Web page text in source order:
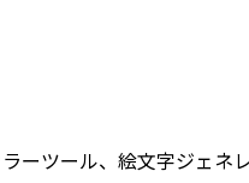
ーツール、絵文字ジェネ